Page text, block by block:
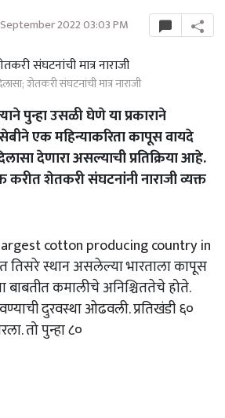
2022 03:03 PM
शेतकरी संघटनांची मात्र नाराजी
पुन्हा उसळी घेणे या प्रकाराने
एक महिन्याकरिता कापूस वायदे
देणारा असल्याची प्रतिक्रिया आहे.
करीत शेतकरी संघटनांनी नाराजी व्यक्त
cotton producing country in
तिसरे स्थान असलेल्या भारताला कापूस
बाबतीत कमालीचे अनिश्चिततेचे होते.
दुरवस्था ओढवली. प्रतिखंडी ६०
तो पुन्हा ८०